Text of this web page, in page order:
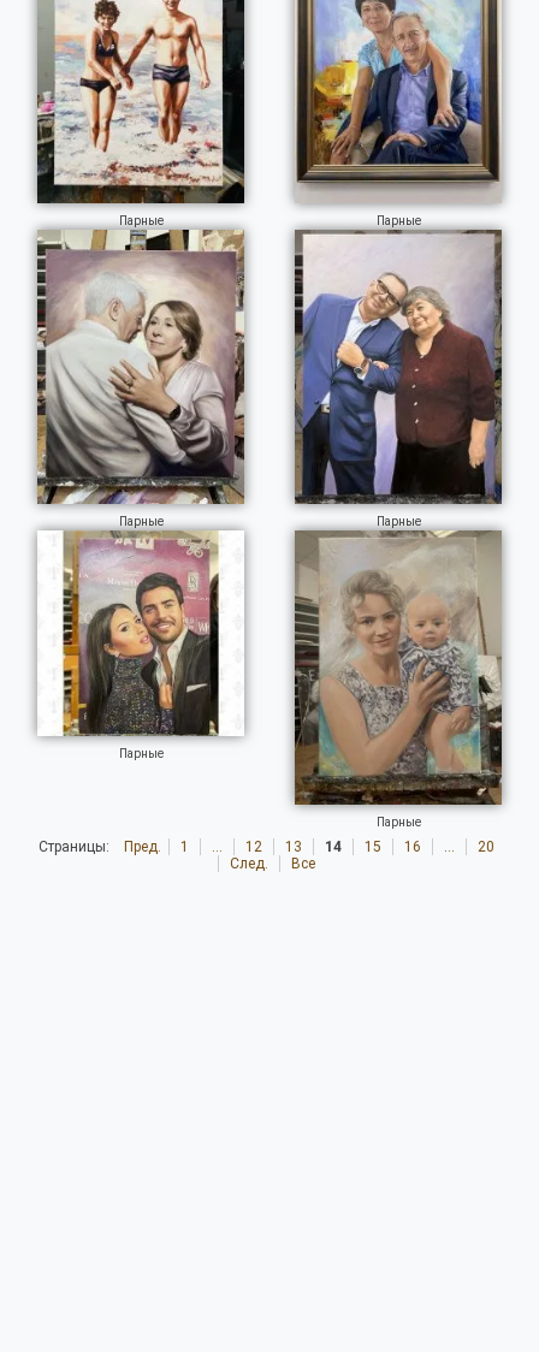
Парные Парные
Парные Парные
Парные
Парные
Страницы: Пред. 1 ... 12 13 14 15 16 ...
20
След.
Все